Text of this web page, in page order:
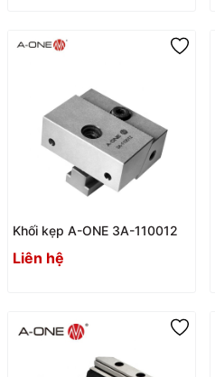
Khối kẹp A-ONE 3A-110012
Liên hệ